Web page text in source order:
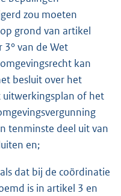
zou moeten
grond van artikel
3° van de Wet
kan
besluit over het
of het
tenminste deel uit van
en;
dat bij de coördinatie
is in artikel 3 en